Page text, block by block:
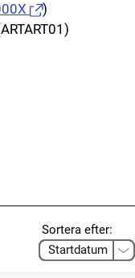
)
Sortera efter: